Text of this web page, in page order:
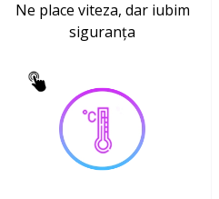
Ne place viteza, dar iubim
siguranța